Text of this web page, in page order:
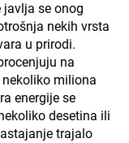
javlja se onog
nekih vrsta
u prirodi.
na
miliona
energije se
desetina ili
trajalo